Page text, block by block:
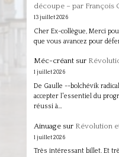
découpe – par François
13 juillet 2026
Cher Ex-collègue, Merci
que vous avancez pour
Méc-créantsur
1 juillet 2026
De Gaulle --bolchévik
accepter l'essentiel du
réussi à…
Ainuagesur Révolution
1 juillet 2026
Très intéressant billet. Et